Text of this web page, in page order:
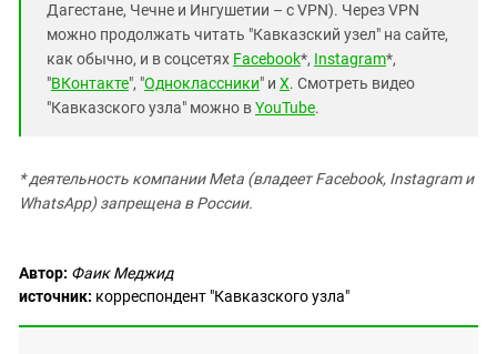
Дагестане, Чечне и Ингушетии – с VPN). Через VPN
можно продолжать читать "Кавказский узел" на сайте,
как обычно, и в соцсетях Facebook*, Instagram*,
"ВКонтакте", "Одноклассники" и X. Смотреть видео
"Кавказского узла" можно вYouTube.
* деятельность компании Meta (владеет Facebook, Instagram и
WhatsApp) запрещена в России.
Автор: Фаик Меджид
источник: корреспондент "Кавказского узла"